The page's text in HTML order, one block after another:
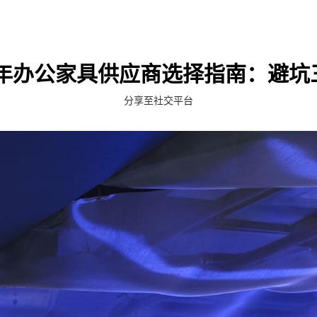
办公家具供应商选择指南：避坑
分享至社交平台